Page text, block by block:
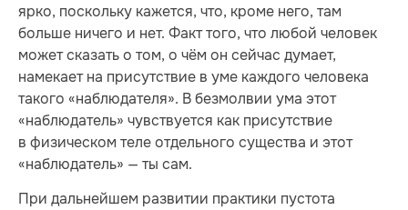
ярко, поскольку кажется, что, кроме него, там
больше ничего и нет. Факт того, что любой человек
может сказать о том, о чём он сейчас думает,
намекает на присутствие в уме каждого человека
такого «наблюдателя». В безмолвии ума этот
«наблюдатель» чувствуется как присутствие
в физическом теле отдельного существа и этот
«наблюдатель» — ты сам.
При дальнейшем развитии практики пустота